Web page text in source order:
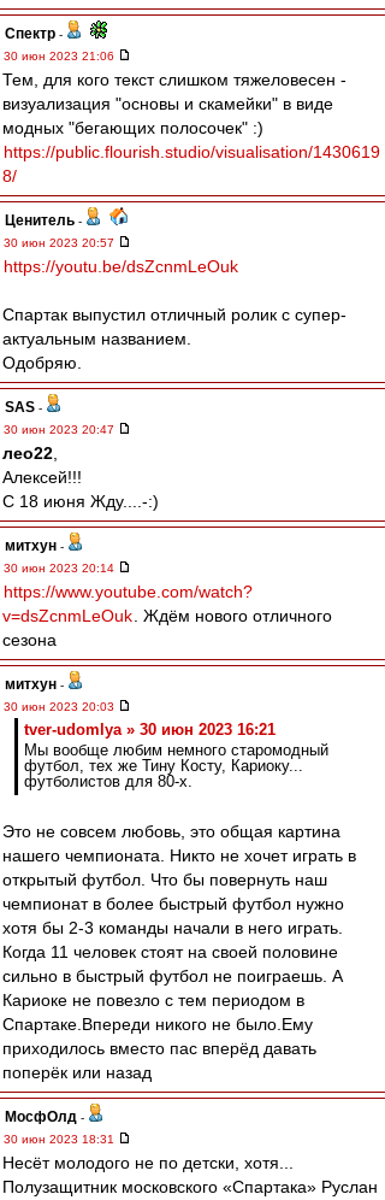
Спектр -
30 июн 2023 21:06
Тем, для кого текст слишком тяжеловесен -
визуализация "основы и скамейки" в виде
модных "бегающих полосочек" :)
https://public.flourish.studio/visualisation/1430619
8/
Ценитель -
30 июн 2023 20:57
https://youtu.be/dsZcnmLeOuk
Спартак выпустил отличный ролик с супер-
актуальным названием.
Одобряю.
SAS -
30 июн 2023 20:47
лео22
Алексей!!!
С 18 июня Жду....-:)
митхун -
30 июн 2023 20:14
https://www.youtube.com/watch?
v=dsZcnmLeOuk . Ждём нового отличного
сезона
митхун -
30 июн 2023 20:03
tver-udomlya » 30 июн 2023 16:21
Мы вообще любим немного старомодный
футбол, тех же Тину Косту, Кариоку...
футболистов для 80-х.
Это не совсем любовь, это общая картина
нашего чемпионата. Никто не хочет играть в
открытый футбол. Что бы повернуть наш
чемпионат в более быстрый футбол нужно
хотя бы 2-3 команды начали в него играть.
Когда 11 человек стоят на своей половине
сильно в быстрый футбол не поиграешь. А
Кариоке не повезло с тем периодом в
Спартаке.Впереди никого не было.Ему
приходилось вместо пас вперёд давать
поперёк или назад
МосфОлд -
30 июн 2023 18:31
Несёт молодого не по детски, хотя...
Полузащитник московского «Спартака» Руслан